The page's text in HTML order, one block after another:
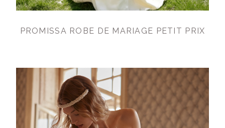
PROMISSA ROBE DE MARIAGE PETIT PRIX